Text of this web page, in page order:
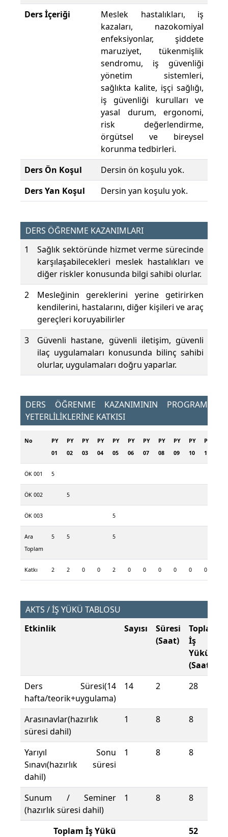
Ders İçeriği
Meslek hastalıkları, iş
kazaları, nazokomiyal
enfeksiyonlar, şiddete
maruziyet, tükenmişlik
sendromu, iş güvenliği
yönetim sistemleri,
sağlıkta kalite, işçi sağlığı,
iş güvenliği kurulları ve
yasal durum, ergonomi,
risk değerlendirme,
örgütsel ve bireysel
korunma tedbirleri.
Ders Ön Koşul
Dersin ön koşulu yok.
Ders Yan Koşul
Dersin yan koşulu yok.
DERS ÖĞRENME KAZANIMLARI
1
Sağlık sektöründe hizmet verme sürecinde
karşılaşabilecekleri meslek hastalıkları ve
diğer riskler konusunda bilgi sahibi olurlar.
2
Mesleğinin gereklerini yerine getirirken
kendilerini, hastalarını, diğer kişileri ve araç
gereçleri koruyabilirler
3
Güvenli hastane, güvenli iletişim, güvenli
ilaç uygulamaları konusunda bilinç sahibi
olurlar, uygulamaları doğru yaparlar.
DERS ÖĞRENME KAZANIMININ PROGRAM
YETERLİLİKLERİNE KATKISI
No
PY
01
PY
02
PY
03
PY
04
PY
05
PY
06
PY
07
PY
08
PY
09
PY
10
PY
11
ÖK 001 5
ÖK 002 5
ÖK 003 5
Ara
Toplam
5 5 5
Katkı 2 2 0 0 2 0 0 0 0 0 0
AKTS / İŞ YÜKÜ TABLOSU
Etkinlik
Sayısı
Süresi
(Saat)
Toplam
İş
Yükü
(Saat)
Ders Süresi(14
hafta/teorik+uygulama)
14 2 28
Arasınavlar(hazırlık
süresi dahil)
1 8 8
Yarıyıl Sonu
Sınavı(hazırlık süresi
dahil)
1 8 8
Sunum / Seminer
(hazırlık süresi dahil)
1 8 8
Toplam İş Yükü 52